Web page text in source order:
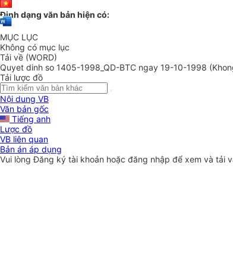
Định dạng văn bản hiện có:
MỤC LỤC
Không có mục lục
Tải về (WORD)
Quyet dinh so 1405-1998_QD-BTC ngay 19-10-1998
Tải lược đồ
Nội dung VB
Văn bản gốc
Tiếng anh
Lược đồ
VB liên quan
Bản án áp dụng
Vui lòngĐăng ký tài khoản hoặc đăng nhập để xem và tải